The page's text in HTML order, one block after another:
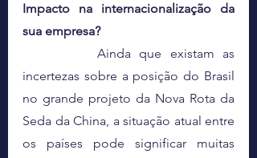
Impacto na internacionalização da
sua empresa?
incertezas sobre a posição do Brasil
no grande projeto da Nova Rota da
Seda da China, a situação atual entre
os países pode significar muitas